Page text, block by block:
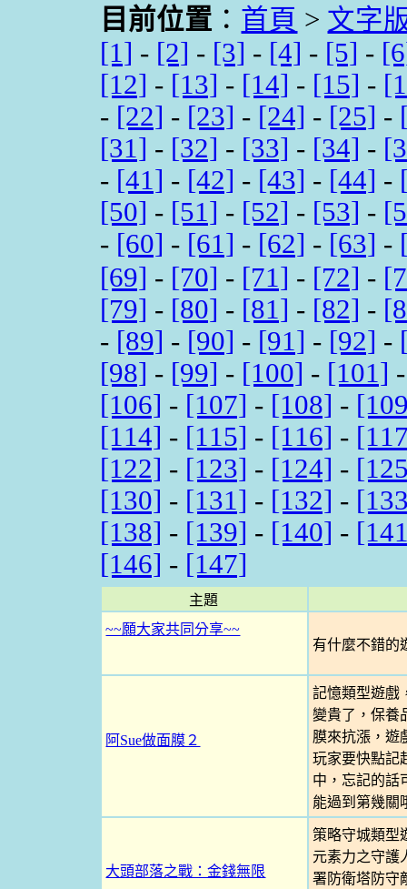
目前位置 ： 首頁 > 文字
[1] - [2] - [3] - [4] - [5] -
[12] - [13] - [14] - [15] -
- [22] - [23] - [24] - [25] -
[31] - [32] - [33] - [34] -
- [41] - [42] - [43] - [44] -
[50] - [51] - [52] - [53] -
- [60] - [61] - [62] - [63] -
[69] - [70] - [71] - [72] -
[79] - [80] - [81] - [82] -
- [89] - [90] - [91] - [92] -
[98] - [99] - [100] - [101]
[106] - [107] - [108] -
[114] - [115] - [116] -
[122] - [123] - [124] -
[130] - [131] - [132] -
[138] - [139] - [140] -
[146] - [147]
主題
~~願大家共同分享~~
有什麼不錯的
阿Sue做面膜２
記憶類型遊戲
變貴了，保養
膜來抗漲，遊
玩家要快點記
中，忘記的話
能過到第幾關
大頭部落之戰：金錢無限
策略守城類型
元素力之守護
署防衛塔防守